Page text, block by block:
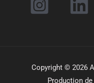
Copyright © 2026
Production